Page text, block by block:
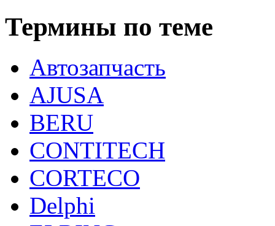
Термины по теме
Автозапчасть
AJUSA
BERU
CONTITECH
CORTECO
Delphi